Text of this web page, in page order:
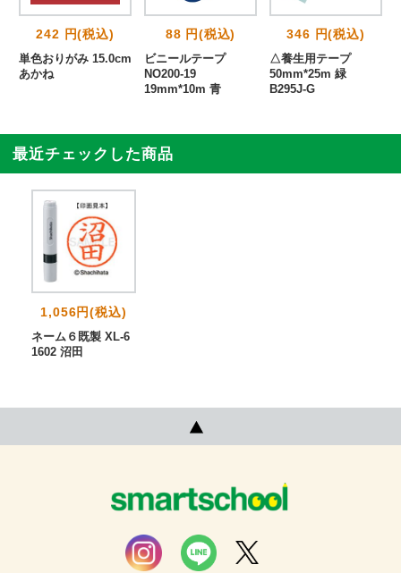
242 円(税込)
単色おりがみ 15.0cm
あかね
88 円(税込)
ビニールテープ
NO200-19
19mm*10m 青
346 円(税込)
△養生用テープ
50mm*25m 緑
B295J-G
最近チェックした商品
1,056円(税込)
ネーム６既製 XL-6
1602 沼田